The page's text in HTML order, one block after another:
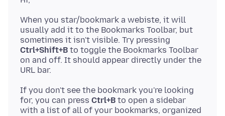
When you star/bookmark a webiste, it will
usually add it to the Bookmarks Toolbar, but
sometimes it isn't visible. Try pressing
Ctrl+Shift+B to toggle the Bookmarks Toolbar
on and off. It should appear directly under the
If you don't see the bookmark you're looking
for, you can press Ctrl+B to open a sidebar
with a list of all of your bookmarks, organized